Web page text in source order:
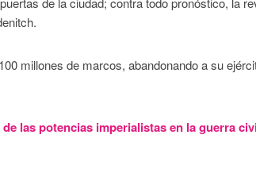
millones de marcos, abandonando a su
las potencias imperialistas en la guerra